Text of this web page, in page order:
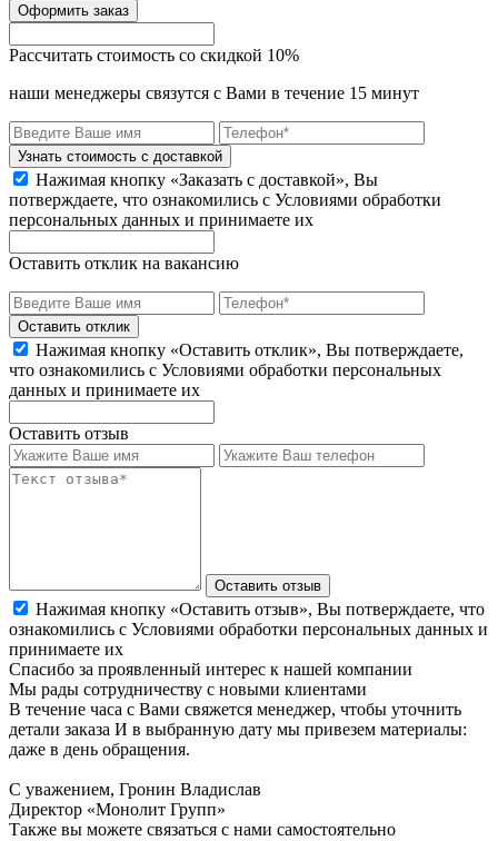
Оформить заказ
Рассчитать стоимость со скидкой 10%
наши менеджеры связутся с Вами в течение 15 минут
Узнать стоимость с доставкой
Нажимая кнопку «Заказать с доставкой», Вы
потверждаете, что ознакомились с Условиями обработки
персональных данных и принимаете их
Оставить отклик на вакансию
Оставить отклик
Нажимая кнопку «Оставить отклик», Вы потверждаете,
что ознакомились с Условиями обработки персональных
данных и принимаете их
Оставить отзыв
Оставить отзыв
Нажимая кнопку «Оставить отзыв», Вы потверждаете, что
ознакомились с Условиями обработки персональных данных и
принимаете их
Спасибо за проявленный интерес к нашей компании
Мы рады сотрудничеству с новыми клиентами
В течение часа с Вами свяжется менеджер, чтобы уточнить
детали заказа И в выбранную дату мы привезем материалы:
даже в день обращения.
С уважением, Гронин Владислав
Директор «Монолит Групп»
Также вы можете связаться с нами самостоятельно